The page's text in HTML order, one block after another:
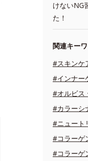
けないNG
た！
関連キー
#スキンケ
#インナー
#オルビス
#カラーシ
#ニュート
#コラーゲ
#コラーゲ